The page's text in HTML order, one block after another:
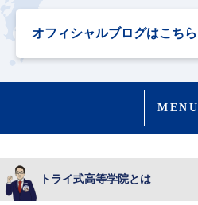
オフィシャルブログはこちら
MENU
トライ式高等学院とは